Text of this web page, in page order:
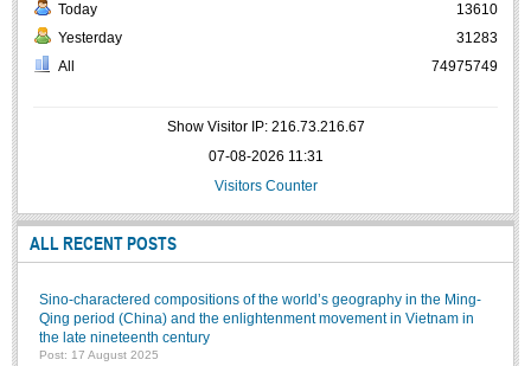
Today
Yesterday
All
13610
31283
74975749
Show Visitor IP: 216.73.216.67
07-08-2026 11:31
Visitors Counter
ALL RECENT POSTS
Sino-charactered compositions of the world’s geography in the Ming-
Qing period (China) and the enlightenment movement in Vietnam in
the late nineteenth century
Post: 17 August 2025